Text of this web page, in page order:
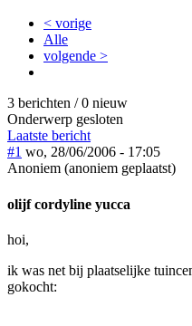
< vorige
Alle
volgende >
3 berichten / 0 nieuw
Onderwerp gesloten
Laatste bericht
#1 wo, 28/06/2006 - 17:05
Anoniem (anoniem geplaatst)
olijf cordyline yucca
hoi,
ik was net bij plaatselijke
gokocht: